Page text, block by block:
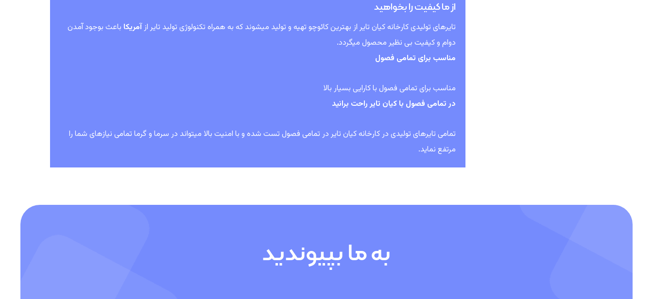
از ما کیفیت را بخواهید
تایرهای تولیدی کارخانه کیان تایر از بهترین کائوچو تهیه و تولید میشوند که به همراه تکنولوژی تولید تایر ازآمریکا باعث بوجود آمدن
دوام و کیفیت بی نظیر محصول میگردد.
مناسب برای تمامی فصول
مناسب برای تمامی فصول با کارایی بسیار بالا
در تمامی فصول با کیان تایر راحت برانید
تمامی تایرهای تولیدی در کارخانه کیان تایر در تمامی فصول تست شده و با امنیت بالا میتواند در سرما و گرما تمامی نیازهای شما را
مرتفع نماید.
به ما بپیوندید